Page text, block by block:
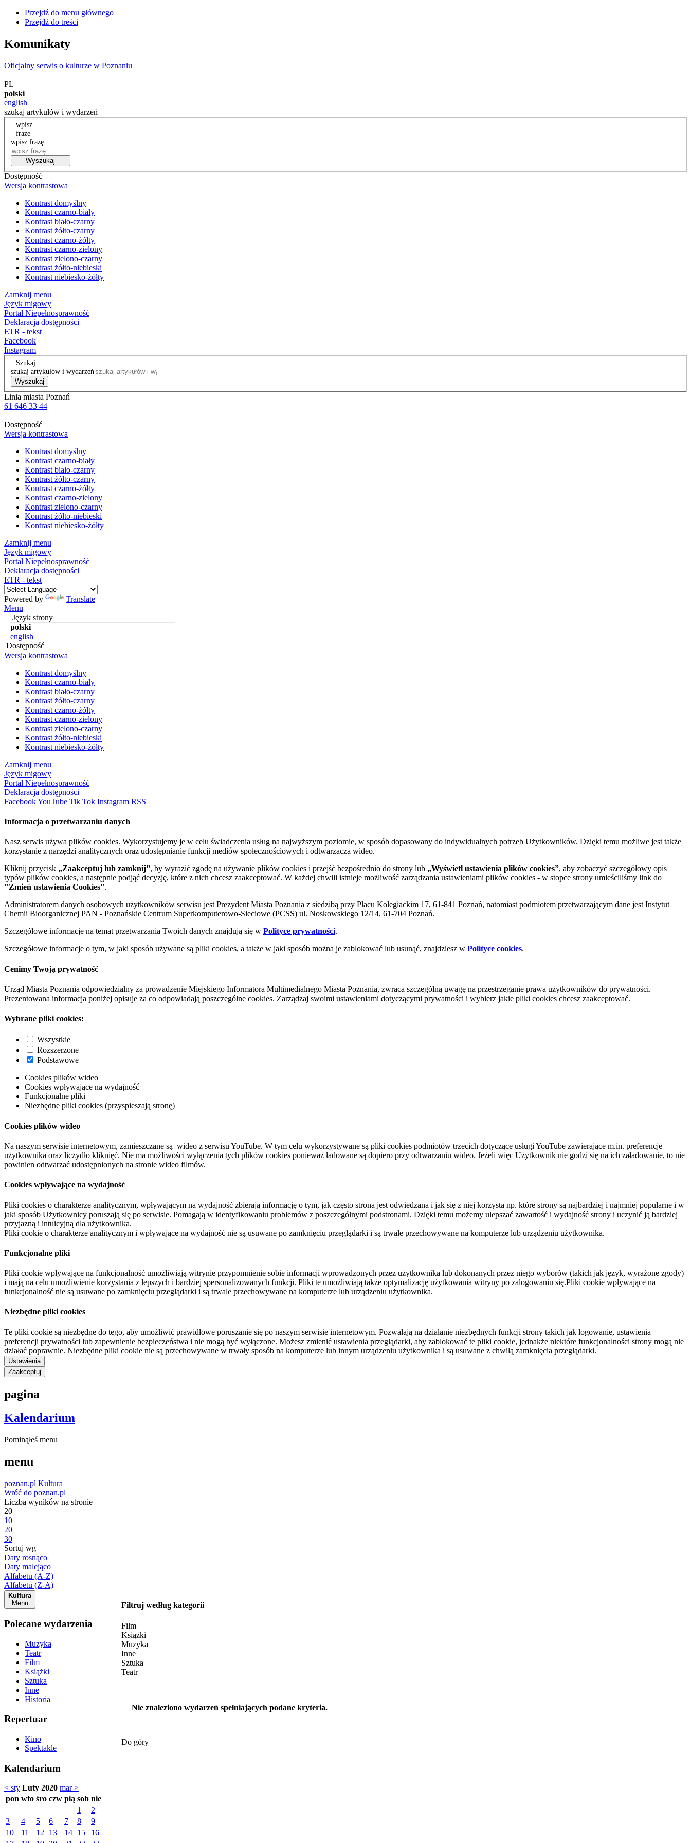
Przejdź do menu głównego
Przejdź do treści
Komunikaty
Oficjalny serwis o kulturze w Poznaniu
|
PL
polski
english
szukaj artykułów i wydarzeń
wpisz
frazę
wpisz frazę
Wyszukaj
Dostępność
Wersja kontrastowa
Kontrast domyślny
Kontrast czarno-biały
Kontrast biało-czarny
Kontrast żółto-czarny
Kontrast czarno-żółty
Kontrast czarno-zielony
Kontrast zielono-czarny
Kontrast żółto-niebieski
Kontrast niebiesko-żółty
Zamknij menu
Język migowy
Portal Niepełnosprawność
Deklaracja dostępności
ETR - tekst
Facebook
Instagram
Szukaj
szukaj artykułów i wydarzeń
Wyszukaj
Linia miasta Poznań
61 646 33 44
Dostępność
Wersja kontrastowa
Kontrast domyślny
Kontrast czarno-biały
Kontrast biało-czarny
Kontrast żółto-czarny
Kontrast czarno-żółty
Kontrast czarno-zielony
Kontrast zielono-czarny
Kontrast żółto-niebieski
Kontrast niebiesko-żółty
Zamknij menu
Język migowy
Portal Niepełnosprawność
Deklaracja dostępności
ETR - tekst
Powered by
Translate
Menu
Język strony
polski
english
Dostępność
Wersja kontrastowa
Kontrast domyślny
Kontrast czarno-biały
Kontrast biało-czarny
Kontrast żółto-czarny
Kontrast czarno-żółty
Kontrast czarno-zielony
Kontrast zielono-czarny
Kontrast żółto-niebieski
Kontrast niebiesko-żółty
Zamknij menu
Język migowy
Portal Niepełnosprawność
Deklaracja dostępności
FacebookYouTube Tik Tok Instagram RSS
Informacja o przetwarzaniu danych
Nasz serwis używa plików cookies. Wykorzystujemy je w celu świadczenia usług na najwyższym poziomie, w sposób dopasowany do indywidualnych potrzeb Użytkowników. Dzięki temu możliwe jest także
korzystanie z narzędzi analitycznych oraz udostępnianie funkcji mediów społecznościowych i odtwarzacza wideo.
Kliknij przycisk „Zaakceptuj lub zamknij”, by wyrazić zgodę na używanie plików cookies i przejść bezpośrednio do strony lub „Wyświetl ustawienia plików cookies”, aby zobaczyć szczegółowy opis
typów plików cookies, a następnie podjąć decyzję, które z nich chcesz zaakceptować. W każdej chwili istnieje możliwość zarządzania ustawieniami plików cookies - w stopce strony umieściliśmy link do
"Zmień ustawienia Cookies".
Administratorem danych osobowych użytkowników serwisu jest Prezydent Miasta Poznania z siedzibą przy Placu Kolegiackim 17, 61-841 Poznań, natomiast podmiotem przetwarzającym dane jest Instytut
Chemii Bioorganicznej PAN - Poznańskie Centrum Superkomputerowo-Sieciowe (PCSS) ul. Noskowskiego 12/14, 61-704 Poznań.
Szczegółowe informacje na temat przetwarzania Twoich danych znajdują się w Polityce prywatności.
Szczegółowe informacje o tym, w jaki sposób używane są pliki cookies, a także w jaki sposób można je zablokować lub usunąć, znajdziesz w Polityce cookies.
Cenimy Twoją prywatność
Urząd Miasta Poznania odpowiedzialny za prowadzenie Miejskiego Informatora Multimedialnego Miasta Poznania, zwraca szczególną uwagę na przestrzeganie prawa użytkowników do prywatności.
Prezentowana informacja poniżej opisuje za co odpowiadają poszczególne cookies. Zarządzaj swoimi ustawieniami dotyczącymi prywatności i wybierz jakie pliki cookies chcesz zaakceptować.
Wybrane pliki cookies:
Wszystkie
Rozszerzone
Podstawowe
Cookies plików wideo
Cookies wpływające na wydajność
Funkcjonalne pliki
Niezbędne pliki cookies (przyspieszają stronę)
Cookies plików wideo
Na naszym serwisie internetowym, zamieszczane są wideo z serwisu YouTube. W tym celu wykorzystywane są pliki cookies podmiotów trzecich dotyczące usługi YouTube zawierające m.in. preferencje
użytkownika oraz liczydło kliknięć. Nie ma możliwości wyłączenia tych plików cookies ponieważ ładowane są dopiero przy odtwarzaniu wideo. Jeżeli więc Użytkownik nie godzi się na ich załadowanie, to nie
powinien odtwarzać udostępnionych na stronie wideo filmów.
Cookies wpływające na wydajność
Pliki cookies o charakterze analitycznym, wpływającym na wydajność zbierają informację o tym, jak często strona jest odwiedzana i jak się z niej korzysta np. które strony są najbardziej i najmniej popularne i w
jaki sposób Użytkownicy poruszają się po serwisie. Pomagają w identyfikowaniu problemów z poszczególnymi podstronami. Dzięki temu możemy ulepszać zawartość i wydajność strony i uczynić ją bardziej
przyjazną i intuicyjną dla użytkownika.
Pliki cookie o charakterze analitycznym i wpływające na wydajność nie są usuwane po zamknięciu przeglądarki i są trwale przechowywane na komputerze lub urządzeniu użytkownika.
Funkcjonalne pliki
Pliki cookie wpływające na funkcjonalność umożliwiają witrynie przypomnienie sobie informacji wprowadzonych przez użytkownika lub dokonanych przez niego wyborów (takich jak język, wyrażone zgody)
i mają na celu umożliwienie korzystania z lepszych i bardziej spersonalizowanych funkcji. Pliki te umożliwiają także optymalizację użytkowania witryny po zalogowaniu się.Pliki cookie wpływające na
funkcjonalność nie są usuwane po zamknięciu przeglądarki i są trwale przechowywane na komputerze lub urządzeniu użytkownika.
Niezbędne pliki cookies
Te pliki cookie są niezbędne do tego, aby umożliwić prawidłowe poruszanie się po naszym serwisie internetowym. Pozwalają na działanie niezbędnych funkcji strony takich jak logowanie, ustawienia
preferencji prywatności lub zapewnienie bezpieczeństwa i nie mogą być wyłączone. Możesz zmienić ustawienia przeglądarki, aby zablokować te pliki cookie, jednakże niektóre funkcjonalności strony mogą nie
działać poprawnie. Niezbędne pliki cookie nie są przechowywane w trwały sposób na komputerze lub innym urządzeniu użytkownika i są usuwane z chwilą zamknięcia przeglądarki.
Ustawienia
Zaakceptuj
pagina
Kalendarium
Pominąłeś menu
menu
poznan.pl Kultura
Wróć do poznan.pl
Liczba wyników na stronie
20
10
20
30
Sortuj wg
Daty rosnąco
Daty malejąco
Alfabetu (A-Z)
Alfabetu (Z-A)
Kultura
Menu
Polecane wydarzenia
Muzyka
Teatr
Film
Książki
Sztuka
Inne
Historia
Repertuar
Kino
Spektakle
Kalendarium
< sty Luty 2020 mar >
pon wto śro czw pią sob nie
1
2
3
4 5 6 7 8
9
10
11 12 13 14 15
16
Filtruj według kategorii
Film
Książki
Muzyka
Inne
Sztuka
Teatr
Nie znaleziono wydarzeń spełniających podane kryteria.
Do góry